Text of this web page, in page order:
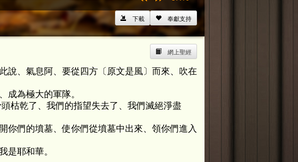
15s
15s奉獻支持
下載
網上聖經
說、氣息阿、要從四方〔原文是風〕而來、吹在
成為極大的軍隊。
枯乾了、我們的指望失去了、我們滅絕淨盡
你們的墳墓、使你們從墳墓中出來、領你們進入
是耶和華。